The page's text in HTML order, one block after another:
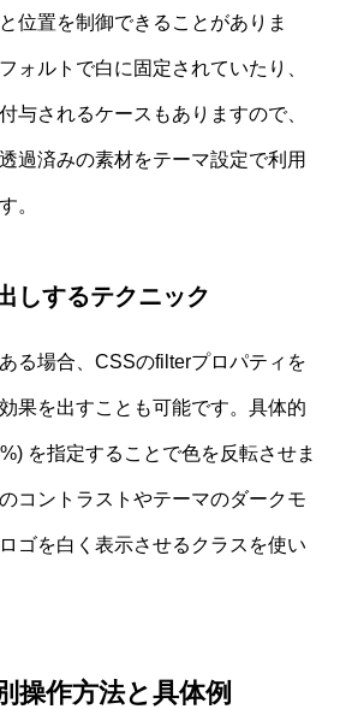
位置を制御できることがありま
ォルトで白に固定されていたり、
与されるケースもありますので、
過済みの素材をテーマ設定で利用
。
しするテクニック
る場合、CSSのfilterプロパティを
果を出すことも可能です。具体的
を指定することで色を反転させま
コントラストやテーマのダークモ
ゴを白く表示させるクラスを使い
操作方法と具体例